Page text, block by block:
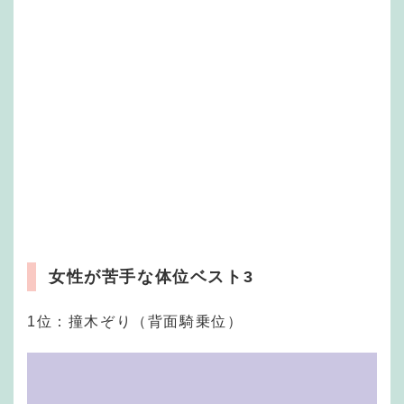
女性が苦手な体位ベスト3
1位：撞木ぞり（背面騎乗位）